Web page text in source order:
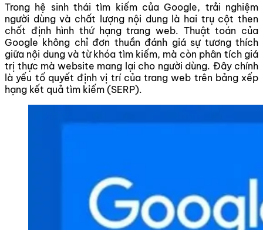
Trong hệ sinh thái tìm kiếm của Google, trải nghiệm
người dùng và chất lượng nội dung là hai trụ cột then
chốt định hình thứ hạng trang web. Thuật toán của
Google không chỉ đơn thuần đánh giá sự tương thích
giữa nội dung và từ khóa tìm kiếm, mà còn phân tích giá
trị thực mà website mang lại cho người dùng. Đây chính
là yếu tố quyết định vị trí của trang web trên bảng xếp
hạng kết quả tìm kiếm (SERP).